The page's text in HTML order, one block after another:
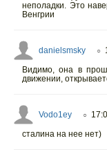
неполадки. Это
Венгрии
danielsmsky ○
Видимо, она в
движении,
Vodo1ey ○
сталина на нее нет)